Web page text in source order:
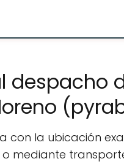
despacho
con la ubicación
mediante